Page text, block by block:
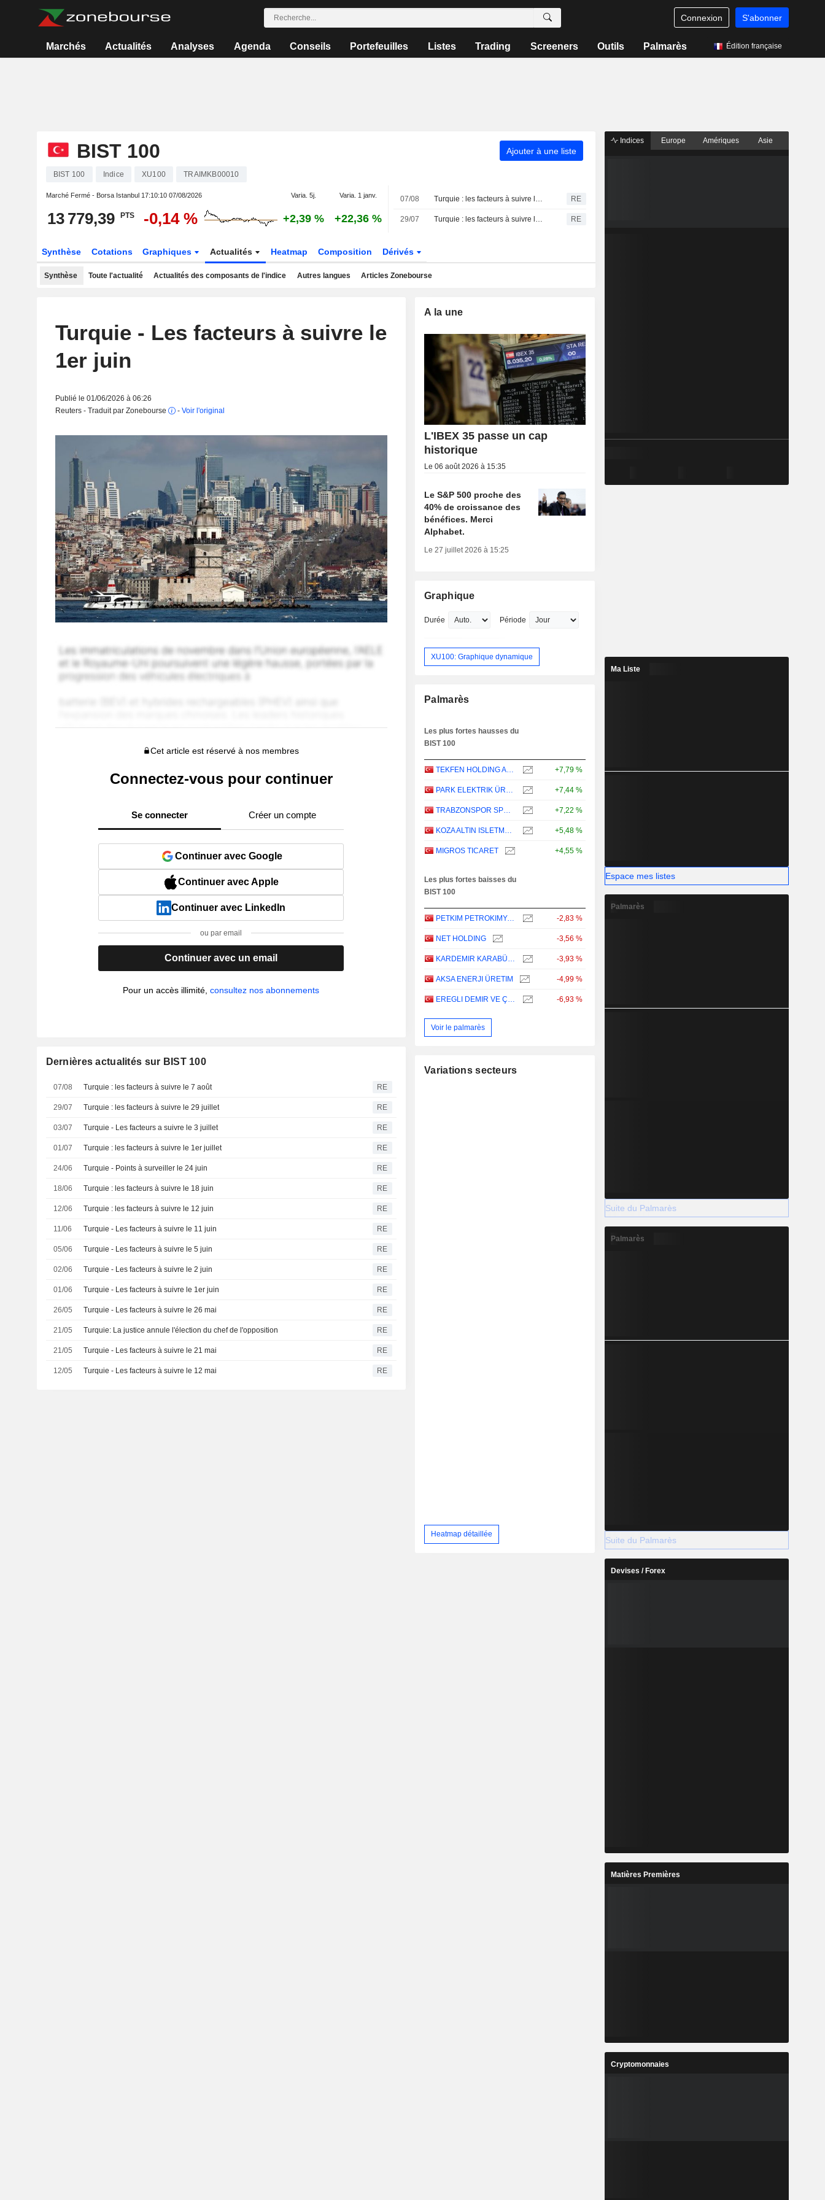
Connexion S'abonner
Marchés Actualités Analyses Agenda Conseils Portefeuilles Listes Trading Screeners Outils Palmarès Édition française
BIST 100 Ajouter à une liste
BIST 100 Indice XU100 TRAIMKB00010
Marché Fermé - Borsa Istanbul 17:10:10 07/08/2026 Varia. 5j. Varia. 1 janv.
13 779,39 PTS -0,14 % +2,39 % +22,36 %
07/08 Turquie : les facteurs à suivre le 7 août RE
29/07 Turquie : les facteurs à suivre le 29 juillet RE
Synthèse Cotations Graphiques Actualités Heatmap Composition Dérivés
Synthèse Toute l'actualité Actualités des composants de l'indice Autres langues Articles Zonebourse
Turquie - Les facteurs à suivre le
1er juin
Publié le 01/06/2026 à 06:26
Reuters - Traduit par Zonebourse
- Voir l'original
Cet article est réservé à nos membres
Connectez-vous pour continuer
Se connecter Créer un compte
Continuer avec Google
Continuer avec Apple
Continuer avec LinkedIn
ou par email
Continuer avec un email
Pour un accès illimité,consultez nos abonnements
Dernières actualités sur BIST 100
07/08 Turquie : les facteurs à suivre le 7 août RE
29/07 Turquie : les facteurs à suivre le 29 juillet RE
03/07 Turquie - Les facteurs a suivre le 3 juillet RE
01/07 Turquie : les facteurs à suivre le 1er juillet RE
24/06 Turquie - Points à surveiller le 24 juin RE
18/06 Turquie : les facteurs à suivre le 18 juin RE
12/06 Turquie : les facteurs à suivre le 12 juin RE
11/06 Turquie - Les facteurs à suivre le 11 juin RE
05/06 Turquie - Les facteurs à suivre le 5 juin RE
02/06 Turquie - Les facteurs à suivre le 2 juin RE
01/06 Turquie - Les facteurs à suivre le 1er juin RE
26/05 Turquie - Les facteurs à suivre le 26 mai RE
21/05 Turquie: La justice annule l'élection du chef de l'opposition RE
21/05 Turquie - Les facteurs à suivre le 21 mai RE
12/05 Turquie - Les facteurs à suivre le 12 mai RE
A la une
L'IBEX 35 passe un cap
historique
Le 06 août 2026 à 15:35
Le S&P 500 proche des
40% de croissance des
bénéfices. Merci
Alphabet.
Le 27 juillet 2026 à 15:25
Graphique
Durée Période
XU100: Graphique dynamique
Palmarès
Les plus fortes hausses du
BIST 100
TEKFEN HOLDING ANONIM SIRKETI +7,79 %
PARK ELEKTRIK ÜRETIM MADENCILIK SANAYI VE TICARET +7,44 %
TRABZONSPOR SPORTIF YATIRIM VE FUTBOL ISLETMECILIGI TICARET +7,22 %
KOZA ALTIN ISLETMELERI +5,48 %
MIGROS TICARET +4,55 %
Les plus fortes baisses du
BIST 100
PETKIM PETROKIMYA HOLDING ANONIM SIRKETI -2,83 %
NET HOLDING -3,56 %
KARDEMIR KARABÜK DEMIR ÇELIK SANAYI VE TICARET -3,93 %
AKSA ENERJI ÜRETIM -4,99 %
EREGLI DEMIR VE ÇELIK FABRIKALARI T.A.S. -6,93 %
Voir le palmarès
Variations secteurs
Heatmap détaillée
Indices Europe Amériques Asie
Ma Liste
Espace mes listes
Palmarès
Suite du Palmarès
Palmarès
Suite du Palmarès
Devises / Forex
Matières Premières
Cryptomonnaies